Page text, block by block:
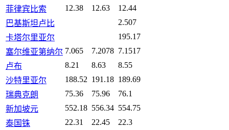
菲律宾比索
12.38 12.63
12.44
巴基斯坦卢比
2.507
卡塔尔里亚尔
195.17
塞尔维亚第纳尔 7.065 7.2078 7.1517
卢布
8.21 8.63
8.55
沙特里亚尔
188.52 191.18 189.69
瑞典克朗
75.36 75.96
76.1
新加坡元
552.18 556.34 554.75
泰国铢
22.31 22.45
22.3